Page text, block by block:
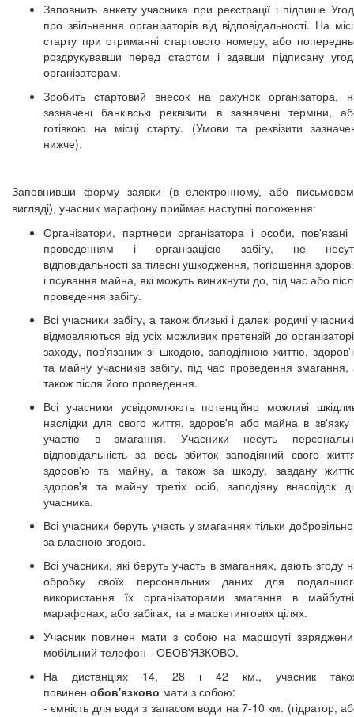
Заповнить анкету учасника при реєстрації і підпише
про звільнення організаторів від відповідальності. На
старту при отриманні стартового номеру, або
роздрукувавши перед стартом і здавши підписану
організаторам.
Зробить стартовий внесок на рахунок організатора,
зазначені банківські реквізити в зазначені терміни,
готівкою на місці старту. (Умови та реквізити
нижче).
Заповнивши форму заявки (в електронному, або
вигляді), учасник марафону приймає наступні положення:
Організатори, партнери організатора і особи, пов'язані
проведенням і організацією забігу, не
відповідальності за тілесні ушкодження, погіршення
і псування майна, які можуть виникнути до, під час або
проведення забігу.
Всі учасники забігу, а також близькі і далекі родичі
відмовляються від усіх можливих претензій до
заходу, пов'язаних зі шкодою, заподіяною життю,
та майну учасників забігу, під час проведення змагання,
також після його проведення.
Всі учасники усвідомлюють потенційно можливі
наслідки для свого життя, здоров'я або майна в зв'язку
участю в змагання. Учасники несуть
відповідальність за весь збиток заподіяний свого
здоров'ю та майну, а також за шкоду, завдану
здоров'я та майну третіх осіб, заподіяну внаслідок
учасника.
Всі учасники беруть участь у змаганнях тільки добровільно
за власною згодою.
Всі учасники, які беруть участь в змаганнях, дають згоду
обробку своїх персональних даних для
використання їх організаторами змагання в
марафонах, або забігах, та в маркетингових цілях.
Учасник повинен мати з собою на маршруті
мобільний телефон - ОБОВ'ЯЗКОВО.
На дистанціях 14, 28 і 42 км., учасник
повинен обов'язково мати з собою:
- ємність для води з запасом води на 7-10 км. (гідратор,